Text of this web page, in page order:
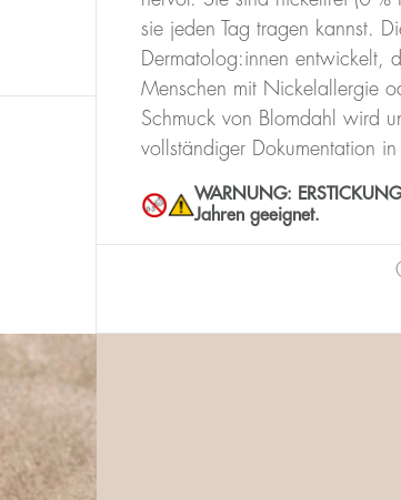
sie jeden Tag tragen kannst.
Dermatolog:innen entwickelt,
Menschen mit Nickelallergie
Schmuck von Blomdahl wird
vollständiger Dokumentation
WARNUNG:
Jahren geeignet.